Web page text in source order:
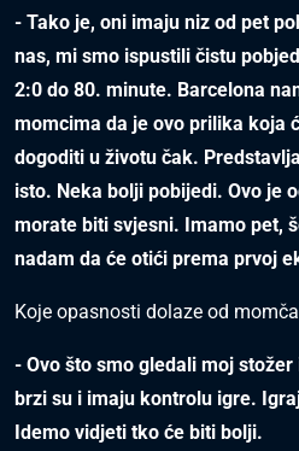
- Tako je, oni imaju niz od pet
nas, mi smo ispustili čistu
2:0 do 80. minute. Barcelona
momcima da je ovo prilika koja
dogoditi u životu čak.
isto. Neka bolji pobijedi. Ovo je
morate biti svjesni. Imamo pet,
nadam da će otići prema prvoj
Koje opasnosti dolaze od
- Ovo što smo gledali moj
brzi su i imaju kontrolu igre.
Idemo vidjeti tko će biti bolji.